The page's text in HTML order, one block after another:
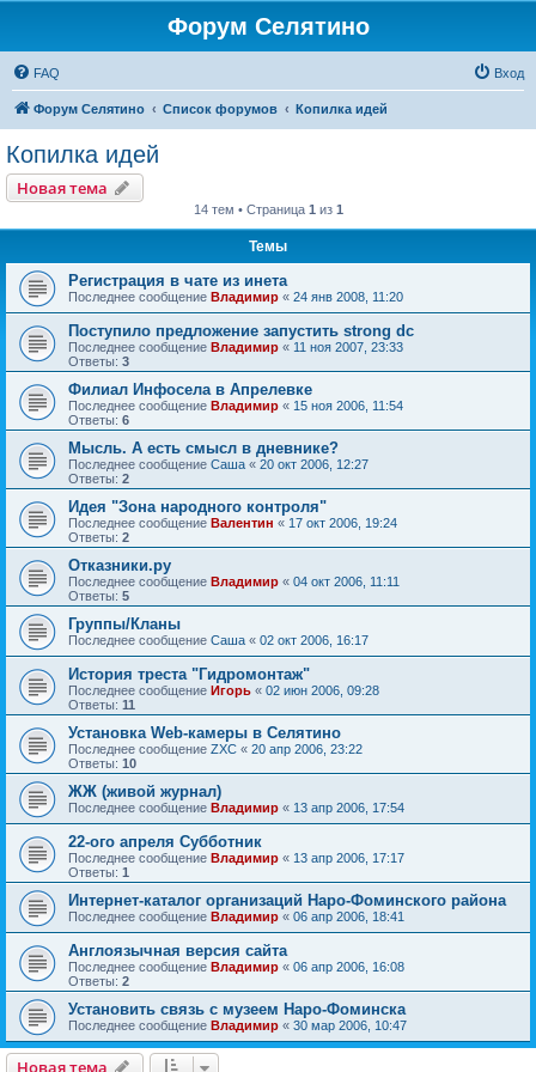
Форум Селятино
FAQ Вход
Форум Селятино Список форумов Копилка идей
Копилка идей
Новая тема
14 тем • Страница 1 из 1
Темы
Регистрация в чате из инета
Последнее сообщение Владимир « 24 янв 2008, 11:20
Поступило предложение запустить strong dc
Последнее сообщение Владимир « 11 ноя 2007, 23:33
Ответы: 3
Филиал Инфосела в Апрелевке
Последнее сообщение Владимир « 15 ноя 2006, 11:54
Ответы: 6
Мысль. А есть смысл в дневнике?
Последнее сообщение Саша « 20 окт 2006, 12:27
Ответы: 2
Идея "Зона народного контроля"
Последнее сообщение Валентин « 17 окт 2006, 19:24
Ответы: 2
Отказники.ру
Последнее сообщение Владимир « 04 окт 2006, 11:11
Ответы: 5
Группы/Кланы
Последнее сообщение Саша « 02 окт 2006, 16:17
История треста "Гидромонтаж"
Последнее сообщение Игорь « 02 июн 2006, 09:28
Ответы: 11
Установка Web-камеры в Селятино
Последнее сообщение ZXC « 20 апр 2006, 23:22
Ответы: 10
ЖЖ (живой журнал)
Последнее сообщение Владимир « 13 апр 2006, 17:54
22-ого апреля Субботник
Последнее сообщение Владимир « 13 апр 2006, 17:17
Ответы: 1
Интернет-каталог организаций Наро-Фоминского района
Последнее сообщение Владимир « 06 апр 2006, 18:41
Англоязычная версия сайта
Последнее сообщение Владимир « 06 апр 2006, 16:08
Ответы: 2
Установить связь с музеем Наро-Фоминска
Последнее сообщение Владимир « 30 мар 2006, 10:47
Новая тема